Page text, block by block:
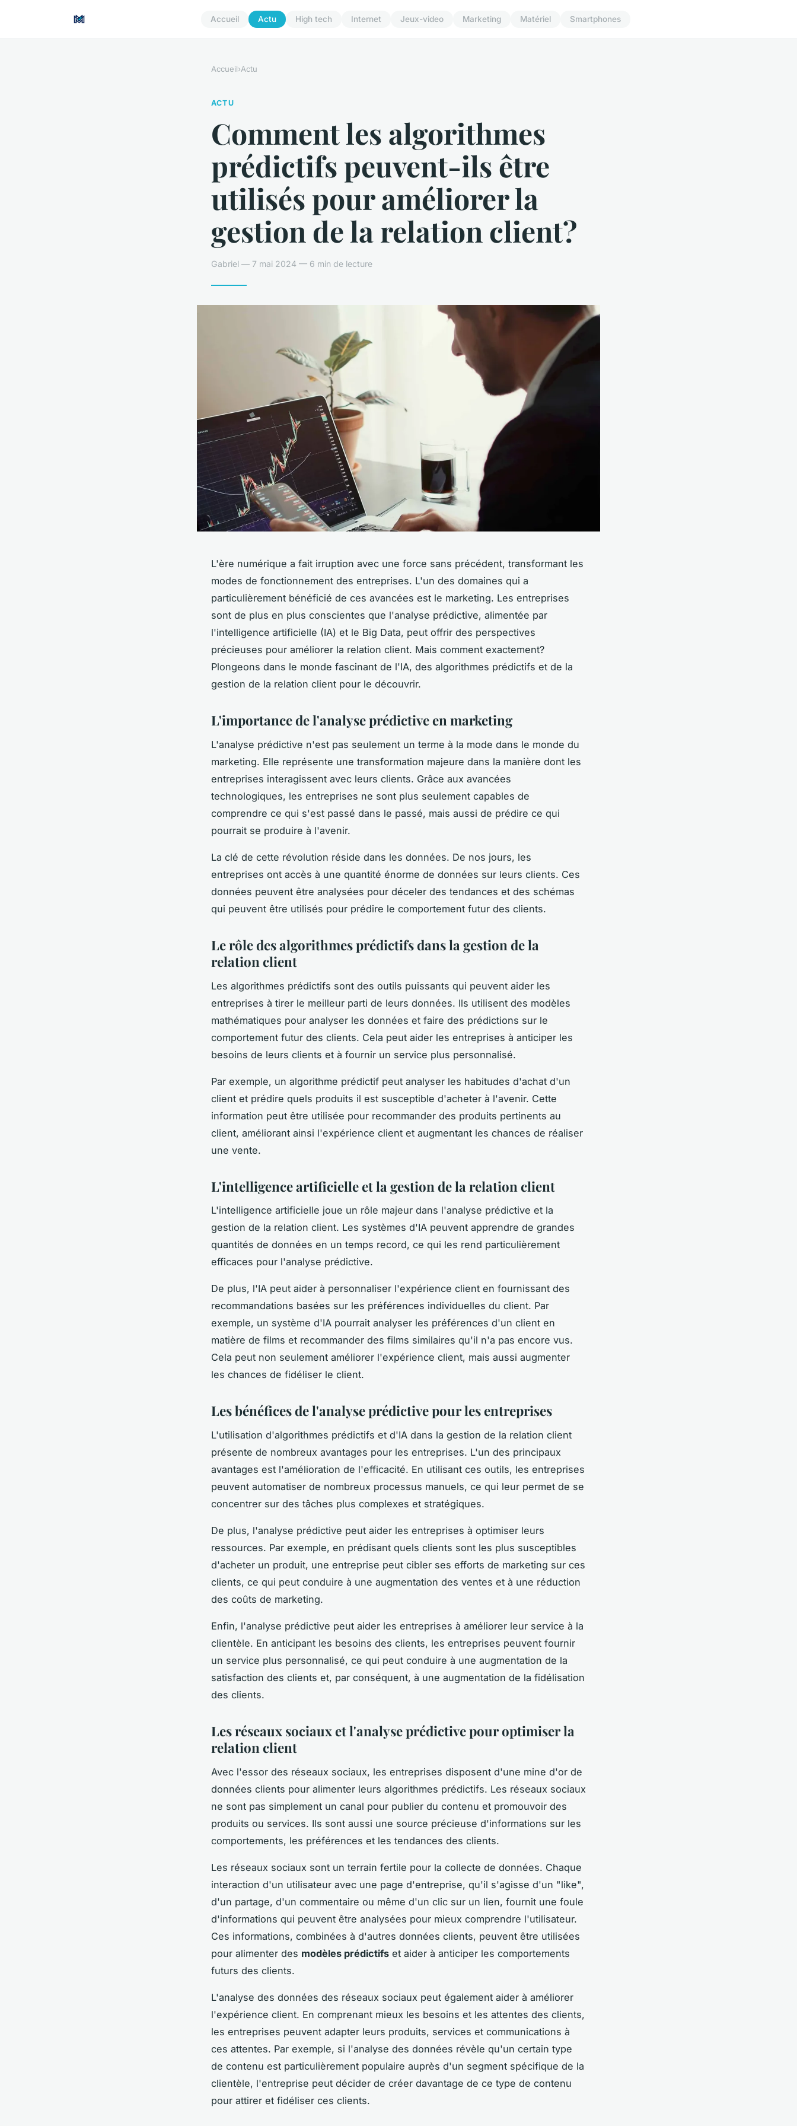
Accueil Actu High tech Internet Jeux-video Marketing Matériel Smartphones
Accueil›Actu
ACTU
Comment les algorithmes
prédictifs peuvent-ils être
utilisés pour améliorer la
gestion de la relation client?
Gabriel — 7 mai 2024 — 6 min de lecture
L'ère numérique a fait irruption avec une force sans précédent, transformant les
modes de fonctionnement des entreprises. L'un des domaines qui a
particulièrement bénéficié de ces avancées est le marketing. Les entreprises
sont de plus en plus conscientes que l'analyse prédictive, alimentée par
l'intelligence artificielle (IA) et le Big Data, peut offrir des perspectives
précieuses pour améliorer la relation client. Mais comment exactement?
Plongeons dans le monde fascinant de l'IA, des algorithmes prédictifs et de la
gestion de la relation client pour le découvrir.
L'importance de l'analyse prédictive en marketing
L'analyse prédictive n'est pas seulement un terme à la mode dans le monde du
marketing. Elle représente une transformation majeure dans la manière dont les
entreprises interagissent avec leurs clients. Grâce aux avancées
technologiques, les entreprises ne sont plus seulement capables de
comprendre ce qui s'est passé dans le passé, mais aussi de prédire ce qui
pourrait se produire à l'avenir.
La clé de cette révolution réside dans les données. De nos jours, les
entreprises ont accès à une quantité énorme de données sur leurs clients. Ces
données peuvent être analysées pour déceler des tendances et des schémas
qui peuvent être utilisés pour prédire le comportement futur des clients.
Le rôle des algorithmes prédictifs dans la gestion de la
relation client
Les algorithmes prédictifs sont des outils puissants qui peuvent aider les
entreprises à tirer le meilleur parti de leurs données. Ils utilisent des modèles
mathématiques pour analyser les données et faire des prédictions sur le
comportement futur des clients. Cela peut aider les entreprises à anticiper les
besoins de leurs clients et à fournir un service plus personnalisé.
Par exemple, un algorithme prédictif peut analyser les habitudes d'achat d'un
client et prédire quels produits il est susceptible d'acheter à l'avenir. Cette
information peut être utilisée pour recommander des produits pertinents au
client, améliorant ainsi l'expérience client et augmentant les chances de réaliser
une vente.
L'intelligence artificielle et la gestion de la relation client
L'intelligence artificielle joue un rôle majeur dans l'analyse prédictive et la
gestion de la relation client. Les systèmes d'IA peuvent apprendre de grandes
quantités de données en un temps record, ce qui les rend particulièrement
efficaces pour l'analyse prédictive.
De plus, l'IA peut aider à personnaliser l'expérience client en fournissant des
recommandations basées sur les préférences individuelles du client. Par
exemple, un système d'IA pourrait analyser les préférences d'un client en
matière de films et recommander des films similaires qu'il n'a pas encore vus.
Cela peut non seulement améliorer l'expérience client, mais aussi augmenter
les chances de fidéliser le client.
Les bénéfices de l'analyse prédictive pour les entreprises
L'utilisation d'algorithmes prédictifs et d'IA dans la gestion de la relation client
présente de nombreux avantages pour les entreprises. L'un des principaux
avantages est l'amélioration de l'efficacité. En utilisant ces outils, les entreprises
peuvent automatiser de nombreux processus manuels, ce qui leur permet de se
concentrer sur des tâches plus complexes et stratégiques.
De plus, l'analyse prédictive peut aider les entreprises à optimiser leurs
ressources. Par exemple, en prédisant quels clients sont les plus susceptibles
d'acheter un produit, une entreprise peut cibler ses efforts de marketing sur ces
clients, ce qui peut conduire à une augmentation des ventes et à une réduction
des coûts de marketing.
Enfin, l'analyse prédictive peut aider les entreprises à améliorer leur service à la
clientèle. En anticipant les besoins des clients, les entreprises peuvent fournir
un service plus personnalisé, ce qui peut conduire à une augmentation de la
satisfaction des clients et, par conséquent, à une augmentation de la fidélisation
des clients.
Les réseaux sociaux et l'analyse prédictive pour optimiser la
relation client
Avec l'essor des réseaux sociaux, les entreprises disposent d'une mine d'or de
données clients pour alimenter leurs algorithmes prédictifs. Les réseaux sociaux
ne sont pas simplement un canal pour publier du contenu et promouvoir des
produits ou services. Ils sont aussi une source précieuse d'informations sur les
comportements, les préférences et les tendances des clients.
Les réseaux sociaux sont un terrain fertile pour la collecte de données. Chaque
interaction d'un utilisateur avec une page d'entreprise, qu'il s'agisse d'un "like",
d'un partage, d'un commentaire ou même d'un clic sur un lien, fournit une foule
d'informations qui peuvent être analysées pour mieux comprendre l'utilisateur.
Ces informations, combinées à d'autres données clients, peuvent être utilisées
pour alimenter des modèles prédictifs et aider à anticiper les comportements
futurs des clients.
L'analyse des données des réseaux sociaux peut également aider à améliorer
l'expérience client. En comprenant mieux les besoins et les attentes des clients,
les entreprises peuvent adapter leurs produits, services et communications à
ces attentes. Par exemple, si l'analyse des données révèle qu'un certain type
de contenu est particulièrement populaire auprès d'un segment spécifique de la
clientèle, l'entreprise peut décider de créer davantage de ce type de contenu
pour attirer et fidéliser ces clients.